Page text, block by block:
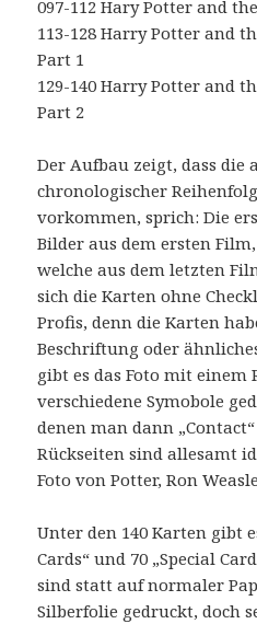
097-112 Hary Potter and
113-128 Harry Potter and
Part 1
129-140 Harry Potter and
Part 2
Der Aufbau zeigt, dass die
chronologischer
vorkommen, sprich: Die
Bilder aus dem ersten
welche aus dem letzten
sich die Karten ohne
Profis, denn die Karten
Beschriftung oder
gibt es das Foto mit einem
verschiedene Symobole
denen man dann
Rückseiten sind allesamt
Foto von Potter, Ron
Unter den 140 Karten gibt
Cards“ und 70 „Special
sind statt auf normaler
Silberfolie gedruckt, doch